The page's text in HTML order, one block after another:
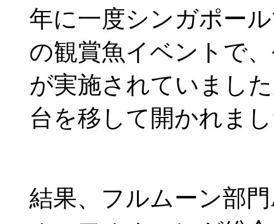
年に一度シンガポー
の観賞魚イベントで
が実施されていまし
台を移して開かれま
結果、フルムーン部